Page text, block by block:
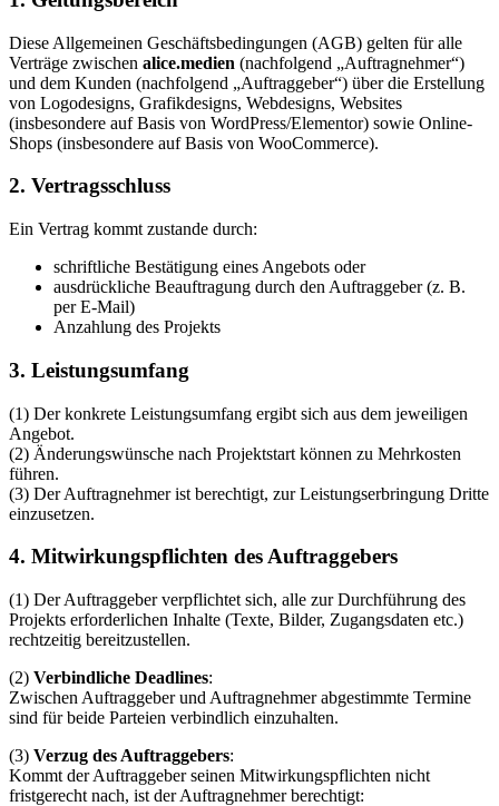
Diese Allgemeinen Geschäftsbedingungen (AGB) gelten für alle
Verträge zwischen alice.medien (nachfolgend „Auftragnehmer“)
und dem Kunden (nachfolgend „Auftraggeber“) über die Erstellung
von Logodesigns, Grafikdesigns, Webdesigns, Websites
(insbesondere auf Basis von WordPress/Elementor) sowie Online-
Shops (insbesondere auf Basis von WooCommerce).
2. Vertragsschluss
Ein Vertrag kommt zustande durch:
schriftliche Bestätigung eines Angebots oder
ausdrückliche Beauftragung durch den Auftraggeber (z. B.
per E-Mail)
Anzahlung des Projekts
3. Leistungsumfang
(1) Der konkrete Leistungsumfang ergibt sich aus dem jeweiligen
Angebot.
(2) Änderungswünsche nach Projektstart können zu Mehrkosten
führen.
(3) Der Auftragnehmer ist berechtigt, zur Leistungserbringung Dritte
einzusetzen.
4. Mitwirkungspflichten des Auftraggebers
(1) Der Auftraggeber verpflichtet sich, alle zur Durchführung des
Projekts erforderlichen Inhalte (Texte, Bilder, Zugangsdaten etc.)
rechtzeitig bereitzustellen.
(2) Verbindliche Deadlines:
Zwischen Auftraggeber und Auftragnehmer abgestimmte Termine
sind für beide Parteien verbindlich einzuhalten.
(3) Verzug des Auftraggebers:
Kommt der Auftraggeber seinen Mitwirkungspflichten nicht
fristgerecht nach, ist der Auftragnehmer berechtigt: